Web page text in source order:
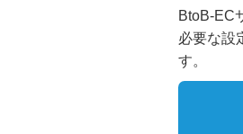
BtoB-EC
必要な設
す。